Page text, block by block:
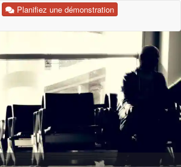
Planifiez une démonstration